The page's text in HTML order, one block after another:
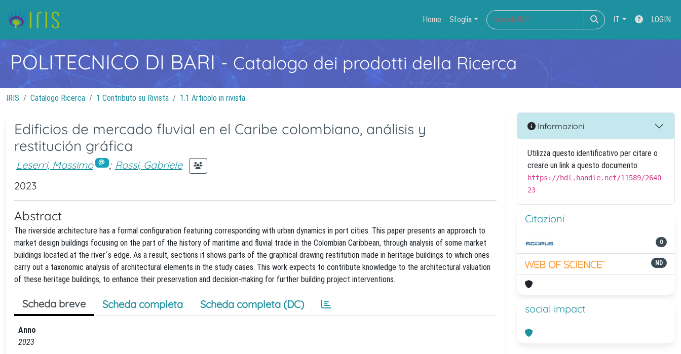
Home Sfoglia IT LOGIN
POLITECNICO DI BARI- Catalogo dei prodotti della Ricerca
IRIS Catalogo Ricerca 1 Contributo su Rivista 1.1 Articolo in rivista
Edificios de mercado fluvial en el Caribe colombiano, análisis y
restitución gráfica
Leserri, Massimo ; Rossi, Gabriele
2023
Abstract
The riverside architecture has a formal configuration featuring corresponding with urban dynamics in port cities. This paper presents an approach to
market design buildings focusing on the part of the history of maritime and fluvial trade in the Colombian Caribbean, through analysis of some market
buildings located at the river´s edge. As a result, sections it shows parts of the graphical drawing restitution made in heritage buildings to which ones
carry out a taxonomic analysis of architectural elements in the study cases. This work expects to contribute knowledge to the architectural valuation
of these heritage buildings, to enhance their preservation and decision-making for further building project interventions.
Scheda breve Scheda completa Scheda completa (DC)
Anno
2023
Informazioni
Utilizza questo identificativo per citare o
creare un link a questo documento:
https://hdl.handle.net/11589/2640
23
Citazioni
0
ND
social impact